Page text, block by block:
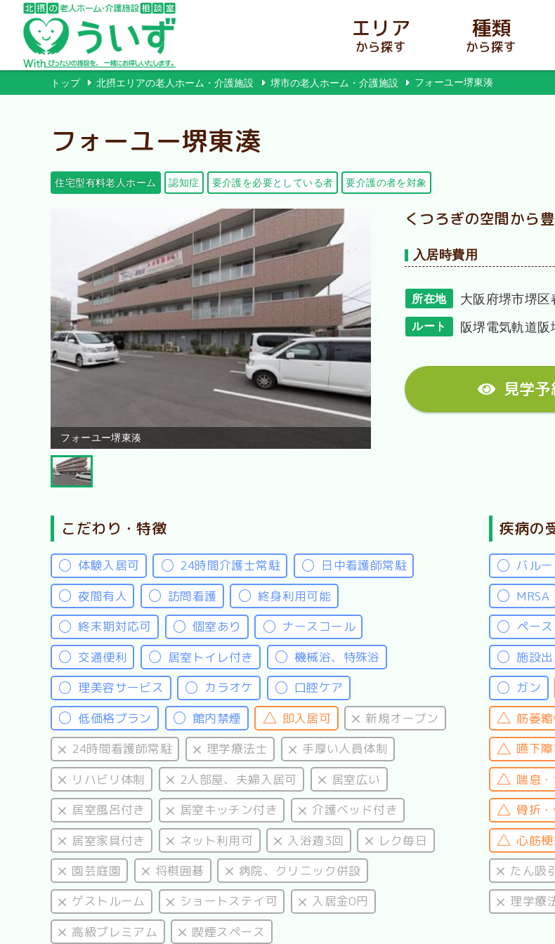
エリア
から探す
種類
から探す
トップ 北摂エリアの老人ホーム・介護施設 堺市の老人ホーム・介護施設 フォーユー堺東湊
フォーユー堺東湊
住宅型有料老人ホーム 認知症 要介護を必要としている者 要介護の者を対象
フォーユー堺東湊
くつろぎの空間から
入居時費用
所在地 大阪府堺市堺区
ルート 阪堺電気軌道
見学予
こだわり・特徴
体験入居可 24時間介護士常駐
日中看護師常駐
夜間有人
訪問看護
終身利用可能
終末期対応可
個室あり
ナースコール
交通便利
居室トイレ付き
機械浴、特殊浴
理美容サービス
カラオケ
口腔ケア
低価格プラン
館内禁煙 即入居可
新規オープン
24時間看護師常駐
理学療法士
手厚い人員体制
リハビリ体制
2人部屋、夫婦入居可
居室広い
居室風呂付き
居室キッチン付き
介護ベッド付き
居室家具付き
ネット利用可 入浴週3回
レク毎日
園芸庭園
将棋囲碁
病院、クリニック併設
ゲストルーム
ショートステイ可
入居金0円
高級プレミアム
喫煙スペース
疾病の
バル
MRSA
ペー
施設
ガン
筋萎
嚥下
喘息
骨折
心筋
たん吸
理学療